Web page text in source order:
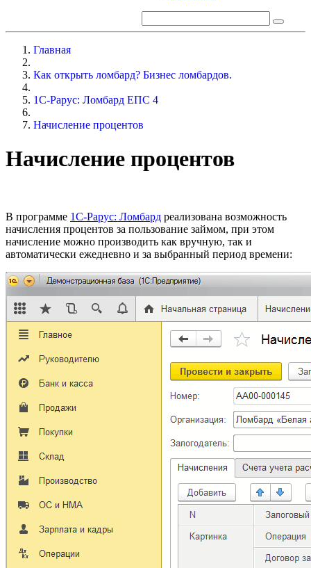
Главная
Как открыть ломбард? Бизнес ломбардов.
1С-Рарус: Ломбард ЕПС 4
Начисление процентов
Начисление процентов
В программе 1С-Рарус: Ломбард реализована возможность
начисления процентов за пользование займом, при этом
начисление можно производить как вручную, так и
автоматически ежедневно и за выбранный период времени: